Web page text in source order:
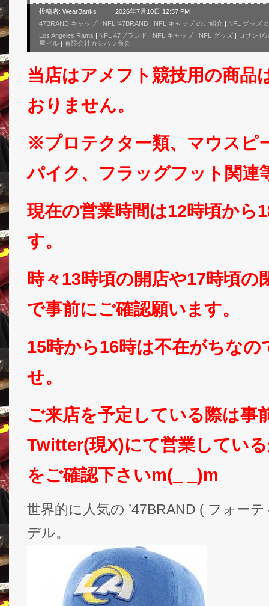
投稿者: WearBanks
2026年7月10日 12:57 PM
47BRAND キャップ | NFL '47BRAND | NFL キャップ のご紹介 | NFL グッズ
Los Angeles Rams | NFL 47ブランド | NFL キャップ | NFL グッズ | ロサンゼ
屋ビル | 有限会社カシハラ商会
当店はアメフト競技用の商品
おりません。
※プロテクター類、マウスピ
パイク、フラッグフット関連
現在の営業時間は12時頃から
す。
時々13時頃の開店や17時頃の
で事前にご確認願います。
15時から16時は不在がちなの
せ。
ご来店を予定している際は事
Twitter(現X)にて営業してい
をご確認下さいm(_ _)m
世界的に人気の ’47BRAND ( フォー
デル。